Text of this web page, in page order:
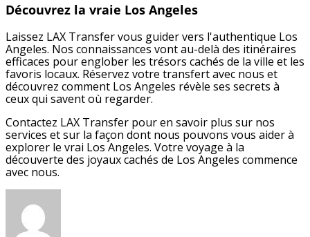
Découvrez la vraie Los Angeles
Laissez LAX Transfer vous guider vers l'authentique Los
Angeles. Nos connaissances vont au-delà des itinéraires
efficaces pour englober les trésors cachés de la ville et les
favoris locaux. Réservez votre transfert avec nous et
découvrez comment Los Angeles révèle ses secrets à
ceux qui savent où regarder.
Contactez LAX Transfer pour en savoir plus sur nos
services et sur la façon dont nous pouvons vous aider à
explorer le vrai Los Angeles. Votre voyage à la
découverte des joyaux cachés de Los Angeles commence
avec nous.